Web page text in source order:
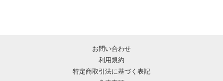
お問い合わせ
利用規約
特定商取引法に基づく表記